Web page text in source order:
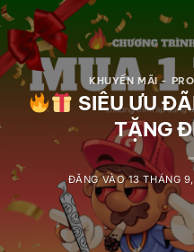
KHUYẾN MÃI -
SIÊU ƯU
TẶNG
ĐĂNG VÀO13 THÁNG